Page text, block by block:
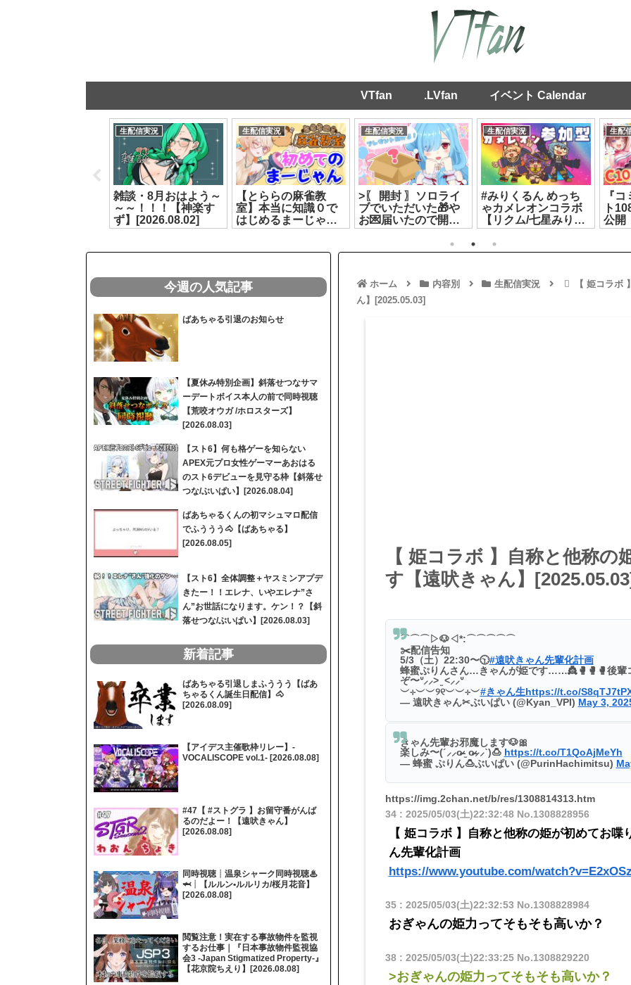
VTfan .LVfan イベント Calendar
生配信実況
雑談・8月おはよう～
～～！！！【神楽す
ず】[2026.08.02]
生配信実況
【とららの麻雀教
室】本当に知識０で
はじめるまーじゃん
❤#2【どっとライブ
[2026.07.24]
生配信実況
>〖 開封 〗ソロライ
ブでいただいた🎁や
お💌届いたので開け
させてもらうよ🎵┊
どっとライブ #ヤマ
トイオリ[2026.08.04]
生配信実況
#みりくるん めっち
ゃカメレオンコラボ
【リクム/七星みりり/
ルルン・ルルリカ】
[2026.07.16]
生配
『
ト
公開
ごす
ホーム 内容別 生配信実況
【 姫コラボ
ん】[2025.05.03]
【 姫コラボ 】自称と他称
す【遠吠きゃん】
⌒⌒⌒▷🐶◁*:⌒⌒⌒⌒⌒
✂️配信告知
5/3（土）22:30〜🕥#遠吠きゃん先輩化計画
蜂蜜ぷりんさん…きゃんが姫です……👸🥊🥊🥊後輩
ぞ〜ᐡ⸝⸝> ̫ <⸝⸝ᐡ
︶⊹︶︶୨୧︶︶⊹︶#きゃん生https://t.co/
— 遠吠きゃん✂ぶいぱい (@Kyan_VPI) May 3,
きゃん先輩お邪魔します🐶🎀
楽しみ〜(ˊ⸝⸝o̴̶̷ ̫ o̴̶̷⸝⸝ˋ)🍮 https://t.co/T1QoAjMeYh
— 蜂蜜 ぷりん🍮ぶいぱい (@PurinHachimitsu)
https://img.2chan.net/b/res/1308814313.htm
34: 2025/05/03(土)22:32:48No.1308828956
【 姫コラボ 】自称と他称の姫が初めてお
ん先輩化計画
https://www.youtube.com/
35: 2025/05/03(土)22:32:53 No.1308828984
おぎゃんの姫力ってそもそも高いか？
38: 2025/05/03(土)22:33:25No.1308829220
>おぎゃんの姫力ってそもそも高いか？
今週の人気記事
ばあちゃる引退のお知らせ
【夏休み特別企画】斜落せつなサマ
ーデートボイス本人の前で同時視聴
【荒咬オウガ /ホロスターズ】
[2026.08.03]
【スト6】何も格ゲーを知らない
APEX元プロ女性ゲーマーあおはる
のスト6デビューを見守る枠【斜落せ
つな/ぶいぱい】[2026.08.04]
ばあちゃるくんの初マシュマロ配信
でふううう🐴【ばあちゃる】
[2026.08.05]
【スト6】全体調整＋ヤスミンアプデ
きたー！！エレナ、いやエレナ”さ
ん”お世話になります。ケン！？【斜
落せつな/ぶいぱい】[2026.08.03]
新着記事
ばあちゃる引退しまふううう【ばあ
ちゃるくん誕生日配信】🐴
[2026.08.09]
【アイデス主催歌枠リレー】-
VOCALISCOPE vol.1- [2026.08.08]
#47【 #ストグラ 】お留守番がんば
るのだよー！【遠吠きゃん】
[2026.08.08]
同時視聴┊温泉シャーク同時視聴♨
🦈┊【ルルン•ルルリカ/桜月花音】
[2026.08.08]
閲覧注意！実在する事故物件を監視
するお仕事｜『日本事故物件監視協
会3 -Japan Stigmatized Property-』
【花京院ちえり】[2026.08.08]